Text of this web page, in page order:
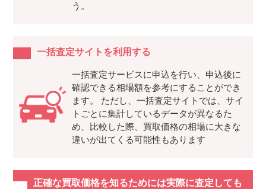
う。
一括査定サイトを利用する
一括査定サービスに申込を行い、申込後に
確認できる相場額を参考にすることができ
ます。 ただし、一括査定サイトでは、サイ
トごとに集計しているデータが異なるた
め、比較した際、買取価格の相場に大きな
違いが出てくる可能性もあります
正確な買取価格を知るためには実際に査定しても